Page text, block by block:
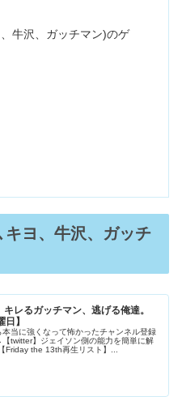
牛沢、ガッチマン)のゲ
キヨ、牛沢、ガッチ
キレるガッチマン、逃げる俺達。
日】
本当に強くなって怖かったチャンネル登録
twitter】ジェイソン側の能力を簡単に解
Friday the 13th再生リスト】...